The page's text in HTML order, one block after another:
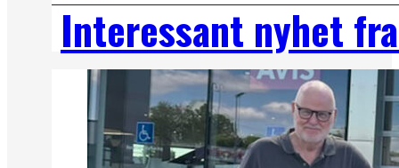
Interessant nyhet